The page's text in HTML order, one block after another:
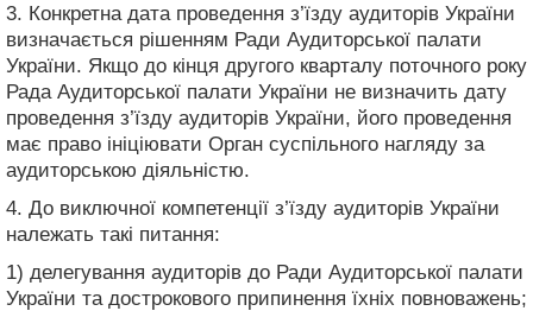
3. Конкретна дата проведення з’їзду аудиторів України
визначається рішенням Ради Аудиторської палати
України. Якщо до кінця другого кварталу поточного року
Рада Аудиторської палати України не визначить дату
проведення з’їзду аудиторів України, його проведення
має право ініціювати Орган суспільного нагляду за
аудиторською діяльністю.
4. До виключної компетенції з’їзду аудиторів України
належать такі питання:
1) делегування аудиторів до Ради Аудиторської палати
України та дострокового припинення їхніх повноважень;